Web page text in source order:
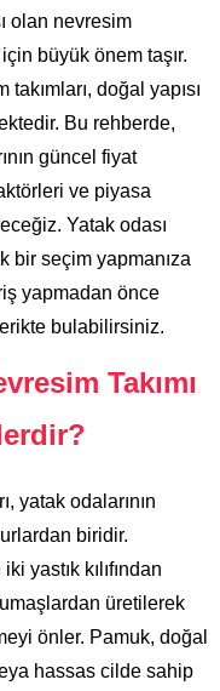
olan nevresim
büyük önem taşır.
doğal yapısı
Bu rehberde,
güncel fiyat
ve piyasa
Yatak odası
bir seçim yapmanıza
yapmadan önce
bulabilirsiniz.
Takımı
yatak odalarının
biridir.
yastık kılıfından
üretilerek
önler. Pamuk, doğal
hassas cilde sahip